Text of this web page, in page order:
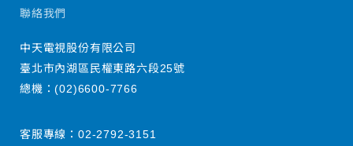
聯絡我們
中天電視股份有限公司
臺北市內湖區民權東路六段25號
總機：(02)6600-7766
客服專線： 02-2792-3151